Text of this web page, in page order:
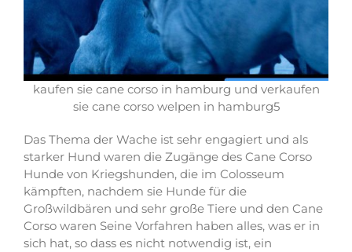
kaufen sie cane corso in hamburg und verkaufen
sie cane corso welpen in hamburg5
Das Thema der Wache ist sehr engagiert und als
starker Hund waren die Zugänge des Cane Corso
Hunde von Kriegshunden, die im Colosseum
kämpften, nachdem sie Hunde für die
Großwildbären und sehr große Tiere und den Cane
Corso waren Seine Vorfahren haben alles, was er in
sich hat, so dass es nicht notwendig ist, ein